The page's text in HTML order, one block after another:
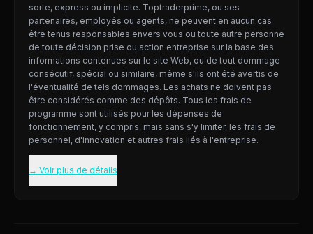
sorte, express ou implicite. Toptraderprime, ou ses
partenaires, employés ou agents, ne peuvent en aucun cas
être tenus responsables envers vous ou toute autre personne
de toute décision prise ou action entreprise sur la base des
informations contenues sur le site Web, ou de tout dommage
consécutif, spécial ou similaire, même s'ils ont été avertis de
l'éventualité de tels dommages. Les achats ne doivent pas
être considérés comme des dépôts. Tous les frais de
programme sont utilisés pour les dépenses de
fonctionnement, y compris, mais sans s'y limiter, les frais de
personnel, d'innovation et autres frais liés à l'entreprise.
→ Voir plus de détails